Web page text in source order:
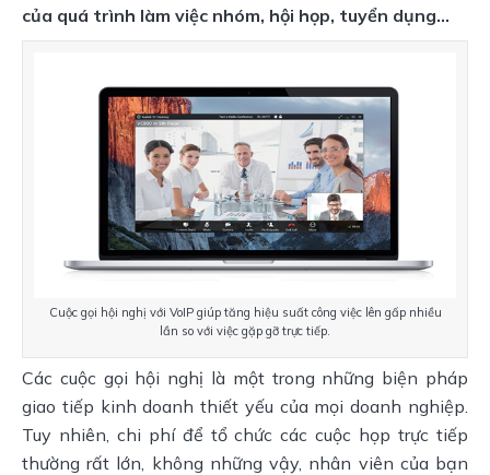
của quá trình làm việc nhóm, hội họp, tuyển dụng…
Cuộc gọi hội nghị với VoIP giúp tăng hiệu suất công việc lên gấp nhiều
lần so với việc gặp gỡ trực tiếp.
Các cuộc gọi hội nghị là một trong những biện pháp
giao tiếp kinh doanh thiết yếu của mọi doanh nghiệp.
Tuy nhiên, chi phí để tổ chức các cuộc họp trực tiếp
thường rất lớn, không những vậy, nhân viên của bạn